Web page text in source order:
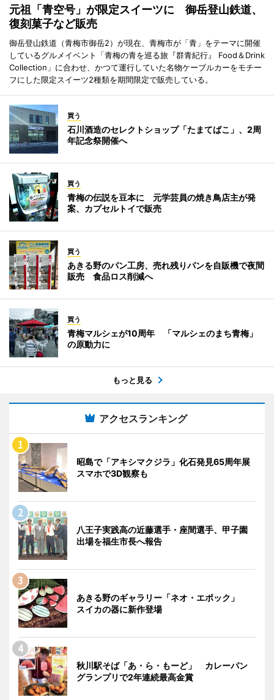
元祖「青空号」が限定スイーツに 御岳登山鉄道、
復刻菓子など販売
御岳登山鉄道（青梅市御岳2）が現在、青梅市が「青」をテーマに開催
しているグルメイベント「青梅の青を巡る旅『群青紀行』 Food＆Drink
Collection」に合わせ、かつて運行していた名物ケーブルカーをモチー
フにした限定スイーツ2種類を期間限定で販売している。
買う
石川酒造のセレクトショップ「たまてばこ」、2周
年記念祭開催へ
買う
青梅の伝説を豆本に 元学芸員の焼き鳥店主が発
案、カプセルトイで販売
買う
あきる野のパン工房、売れ残りパンを自販機で夜間
販売 食品ロス削減へ
買う
青梅マルシェが10周年 「マルシェのまち青梅」
の原動力に
もっと見る
アクセスランキング
昭島で「アキシマクジラ」化石発見65周年展
スマホで3D観察も
八王子実践高の近藤選手・座間選手、甲子園
出場を福生市長へ報告
あきる野のギャラリー「ネオ・エポック」
スイカの器に新作登場
秋川駅そば「あ・ら・もーど」 カレーパン
グランプリで2年連続最高金賞